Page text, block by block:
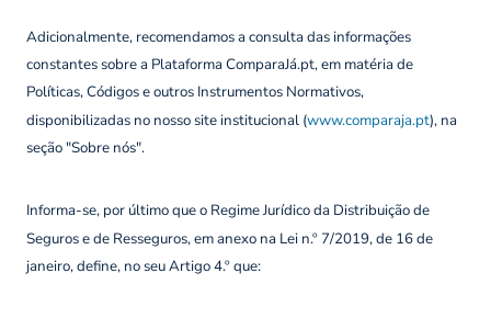
Adicionalmente, recomendamos a consulta das informações
constantes sobre a Plataforma ComparaJá.pt, em matéria de
Políticas, Códigos e outros Instrumentos Normativos,
disponibilizadas no nosso site institucional (www.comparaja.pt), na
seção "Sobre nós".
Informa-se, por último que o Regime Jurídico da Distribuição de
Seguros e de Resseguros, em anexo na Lei n.º 7/2019, de 16 de
janeiro, define, no seu Artigo 4.º que: